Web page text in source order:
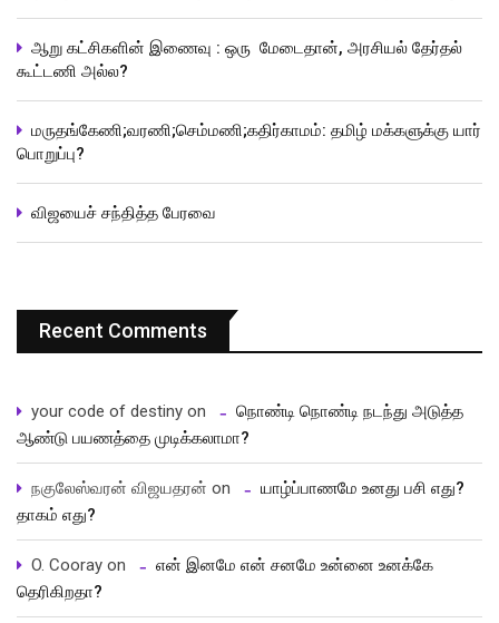
ஆறு கட்சிகளின் இணைவு : ஒரு மேடைதான், அரசியல் தேர்தல்
கூட்டணி அல்ல?
மருதங்கேணி;வரணி;செம்மணி;கதிர்காமம்: தமிழ் மக்களுக்கு யார்
பொறுப்பு?
விஜயைச் சந்தித்த பேரவை
Recent Comments
your code of destiny on
நொண்டி நொண்டி நடந்து அடுத்த
ஆண்டு பயணத்தை முடிக்கலாமா?
நகுலேஸ்வரன் விஜயதரன் on
யாழ்ப்பாணமே உனது பசி எது?
தாகம் எது?
O. Cooray on
என் இனமே என் சனமே உன்னை உனக்கே
தெரிகிறதா?